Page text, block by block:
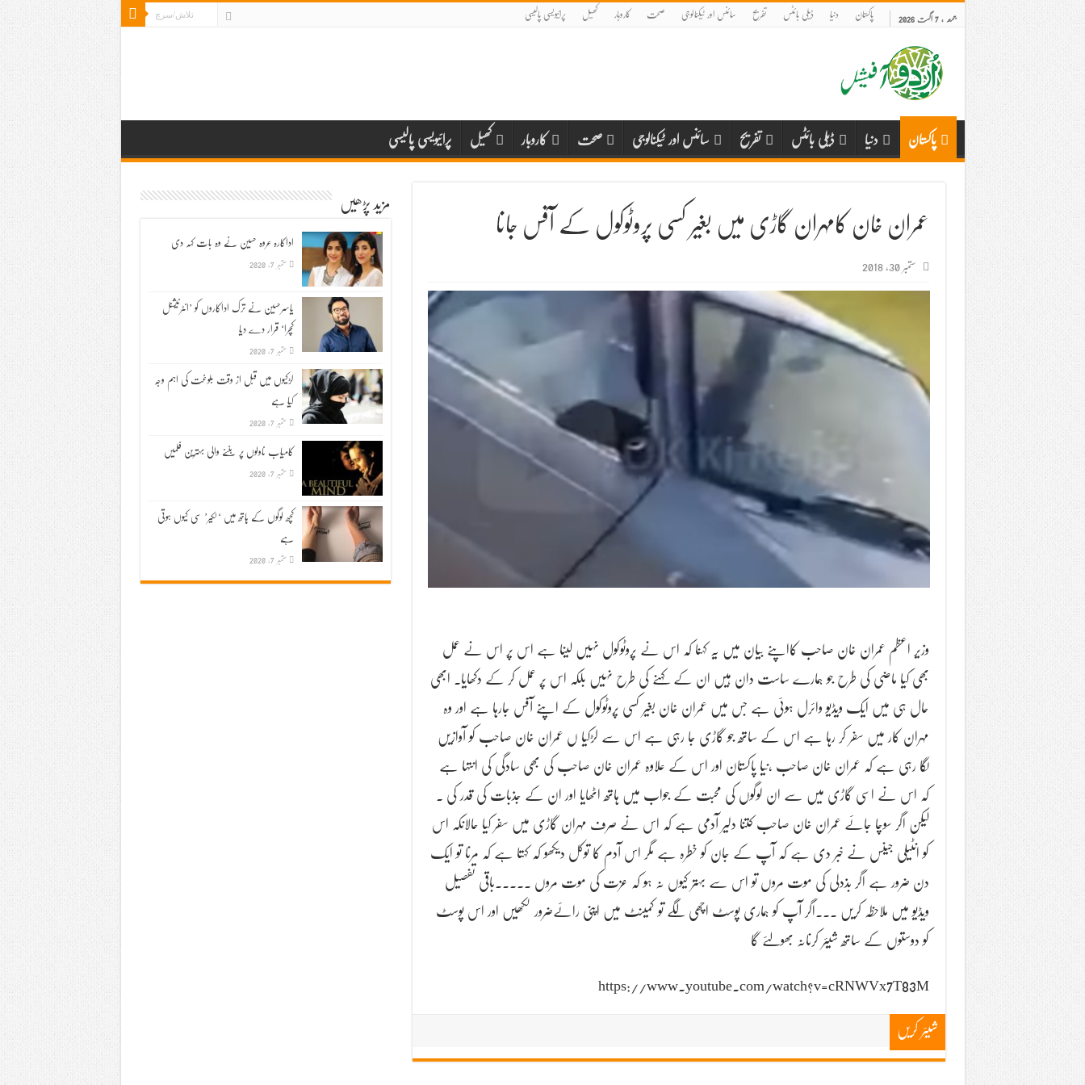
جمعہ , 7 اگست 2026 پاکستان دنیا ڈیلی بائٹس تفریح سائنس اور ٹیکنالوجی صحت کاروبار کھیل پرائیویسی پالیسی
پاکستان دنیا ڈیلی بائٹس تفریح سائنس اور ٹیکنالوجی صحت کاروبار کھیل پرائیویسی پالیسی
عمران خان کامہران گاڑی میں بغیر کسی پروٹوکول کے آفس جانا
ستمبر 30, 2018
وزیر اعظم عمران خان صاحب کااپنے بیان میں یہ کہنا کہ اس نے پروٹوکول نہیں لینا ہے اس پر اس نے عمل
بھی کیا ماضی کی طرح جو ہمارے ساست دان ہیں ان کے کہنے کی طرح نہیں بلکہ اس پر عمل کر کے دکھایا۔ ابھی
حال ہی میں ایک ویڈیو وائرل ہوئی ہے جس میں عمران خان بغیر کسی پروٹوکول کے اپنے آفس جارہا ہے اور وہ
مہران کار میں سفر کر رہا ہے اس کے ساتھ جو گاڑی جا رہی ہے اس سے لڑکیا ں عمران خان صاحب کو آوازیں
لگا رہی ہے کہ عمران خان صاحب ،نیا پاکستان اور اس کے علاوہ عمران خان صاحب کی بھی سادگی کی انتہا ہے
کہ اس نے اسی گاڑی میں سے ان لوگوں کی محبت کے جواب میں ہاتھ اٹھایا اور ان کے جذبات کی قدر کی ۔
لیکن اگر سوچا جائے عمران خان صاحب کتنا دلیر آدمی ہے کہ اس نے صرف مہران گاڑی میں سفر کیا حالانکہ اس
کو انٹیلی جینس نے خبر دی ہے کہ آپ کے جان کو خطرہ ہے مگر اس آدم کا توکل دیکھو کہ کہتا ہے کہ مرنا تو ایک
دن ضرور ہے اگر بذدلی کی موت مروں تو اس سے بہتر کیوں نہ ہو کہ عزت کی موت مروں ۔۔۔۔۔باقی تفصیل
ویڈیو میں ملاحظہ کریں ۔۔۔اگر آپ کو ہماری پوسٹ اچھی لگے تو کمینٹ میں اپنی رائےضرور لکھیں اور اس پوسٹ
کو دوستوں کے ساتھ شیئر کرنانہ بھولئے گا
https://www.youtube.com/watch?v=cRNWVx7T83M
شیئر کریں
مزید پڑھیں
اداکارہ عروہ حسین نے وہ بات کہہ دی
ستمبر 7, 2020
یاسرحسین نے ترک اداکاروں کو ’انٹرنیشنل
کچرا‘ قرار دے دیا
ستمبر 7, 2020
لڑکیوں میں قبل از وقت بلوغت کی اہم وجہ
کیا ہے
ستمبر 7, 2020
کامیاب ناولوں پر بننے والی بہترین فلمیں
ستمبر 7, 2020
کچھ لوگوں کے ہاتھ میں ‘لکیر’ سی کیوں ہوتی
ہے
ستمبر 7, 2020